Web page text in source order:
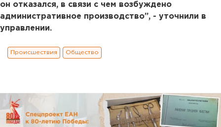
он отказался, в связи с чем возбуждено
административное производство”, - уточнили в
управлении.
Происшествия Общество